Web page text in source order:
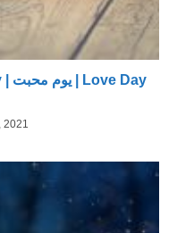
Valentine Day, 14th February | یوم محبت | Love Day
2021